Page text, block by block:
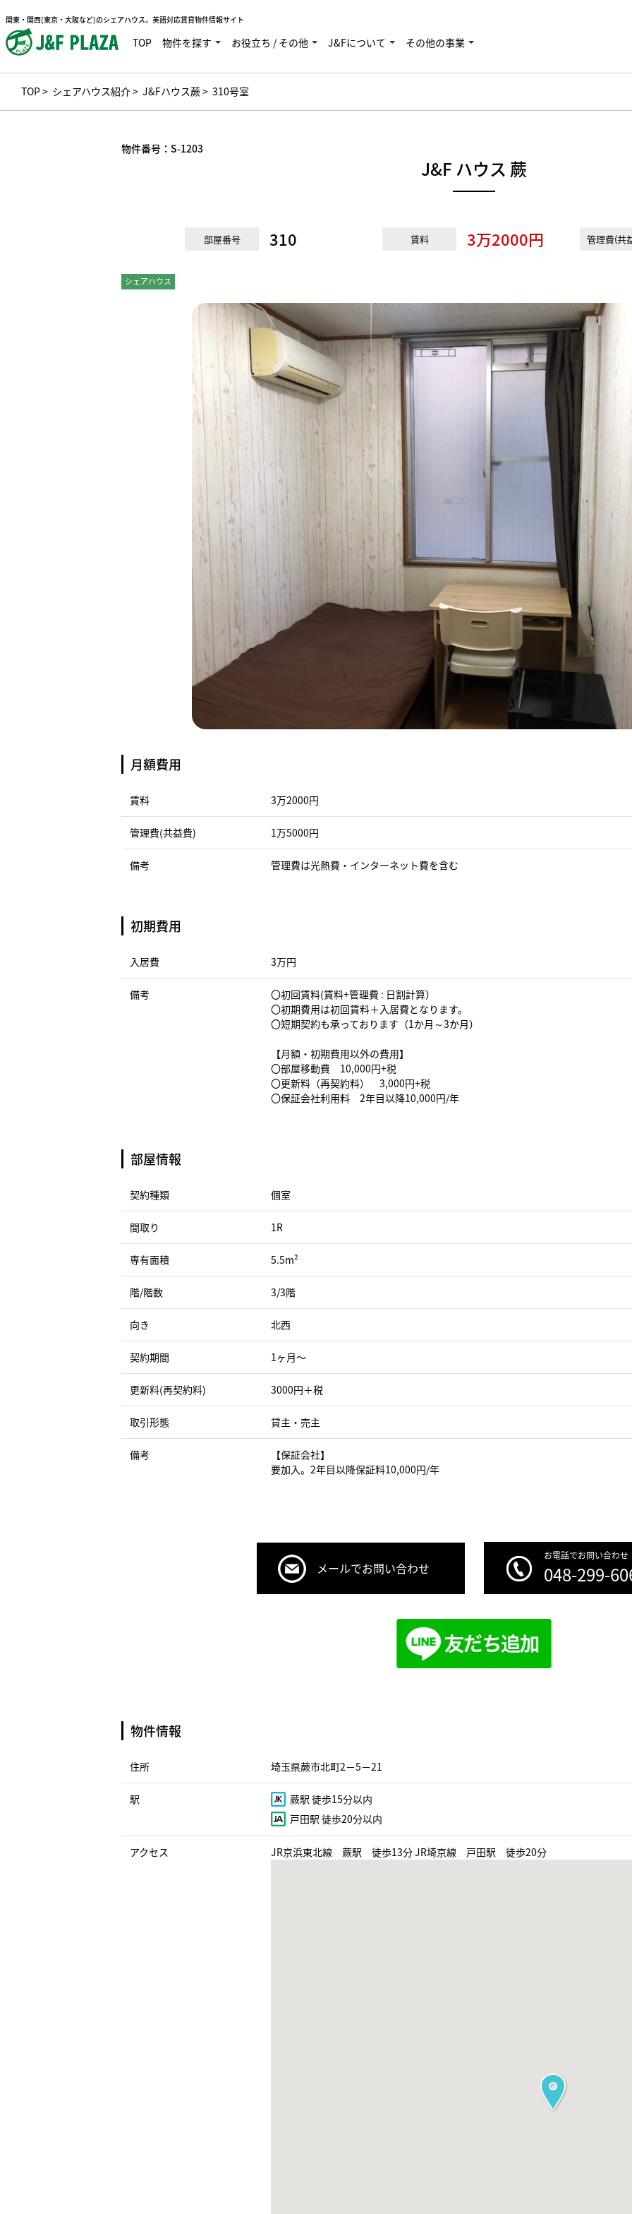
関東・関西(東京・大阪など)のシェアハウス。英語対応賃貸物件情報サイト
TOP 物件を探す お役立ち / その他 J&Fについて その他の事業
TOP> シェアハウス紹介> J&Fハウス蕨> 310号室
物件番号： S-1203
J&F ハウス 蕨
部屋番号 310 賃料 3万2000円 管理費(共
シェアハウス
月額費用
賃料 3万2000円
管理費(共益費) 1万5000円
備考 管理費は光熱費・インターネット費を含む
初期費用
入居費 3万円
備考
〇初回賃料(賃料+管理費 : 日割計算）
〇初期費用は初回賃料＋入居費となります。
〇短期契約も承っております（1か月～3か月）
【月額・初期費用以外の費用】
〇部屋移動費 10,000円+税
〇更新料（再契約料） 3,000円+税
〇保証会社利用料 2年目以降10,000円/年
部屋情報
契約種類 個室
間取り 1R
専有面積 5.5m²
階/階数 3/3階
向き 北西
契約期間 1ヶ月〜
更新料(再契約料) 3000円＋税
取引形態 貸主・売主
備考
【保証会社】
要加入。2年目以降保証料10,000円/年
メールでお問い合わせ
お電話でお問い合わせ
048-299-
物件情報
住所 埼玉県蕨市北町2−5−21
駅
蕨駅 徒歩15分以内
戸田駅 徒歩20分以内
アクセス JR京浜東北線 蕨駅 徒歩13分 JR埼京線 戸田駅 徒歩20分